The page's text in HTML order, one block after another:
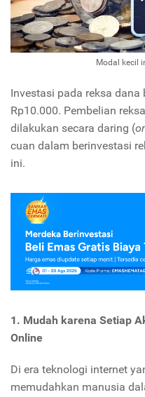
Modal kecil
Investasi pada reksa
Rp10.000. Pembelian
dilakukan secara daring (
cuan dalam berinvestasi
ini.
1. Mudah karena Setiap
Online
Di era teknologi internet
memudahkan manusia